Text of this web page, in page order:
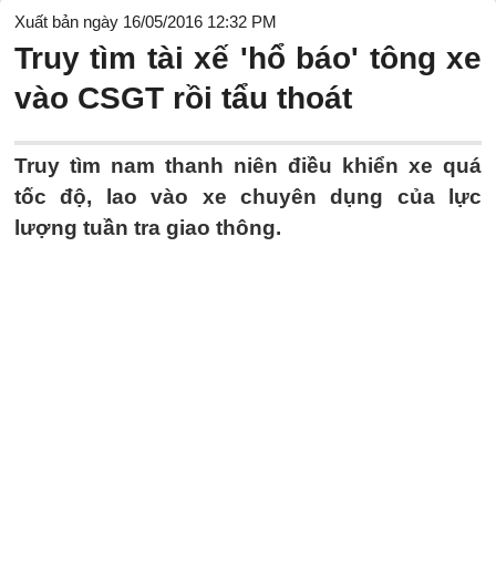
Xuất bản ngày 16/05/2016 12:32 PM
Truy tìm tài xế 'hổ báo' tông xe
vào CSGT rồi tẩu thoát
Truy tìm nam thanh niên điều khiển xe quá
tốc độ, lao vào xe chuyên dụng của lực
lượng tuần tra giao thông.